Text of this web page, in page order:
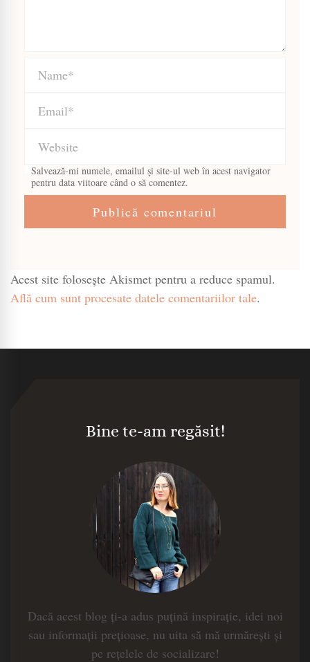
Salvează-mi numele, emailul și site-ul web în acest navigator
pentru data viitoare când o să comentez.
Acest site folosește Akismet pentru a reduce spamul.
Află cum sunt procesate datele comentariilor tale.
Bine te-am regăsit!
Dacă acest blog ți-a adus puțină inspirație, idei noi
sau informații prețioase, nu uita să mă urmărești și
pe rețelele de socializare!